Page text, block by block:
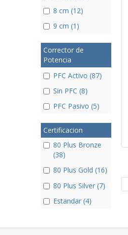
8 cm (12)
9 cm (1)
Corrector de
Potencia
PFC Activo (87)
Sin PFC (8)
PFC Pasivo (5)
Certificacion
80 Plus Bronze
(38)
80 Plus Gold (16)
80 Plus Silver (7)
Estandar (4)